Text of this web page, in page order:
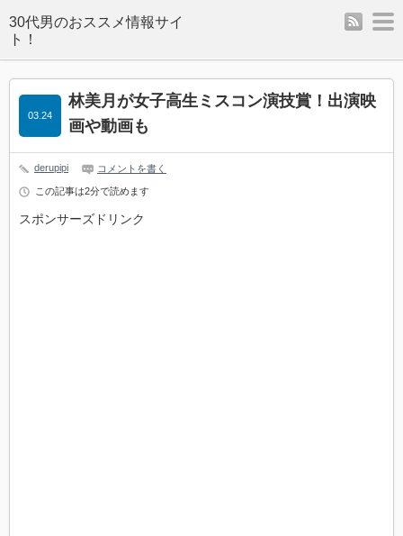
rss
林美月が女子高生ミスコン演技賞！出演映
画や動画も
03.24
derupipi コメントを書く
この記事は2分で読めます
スポンサーズドリンク